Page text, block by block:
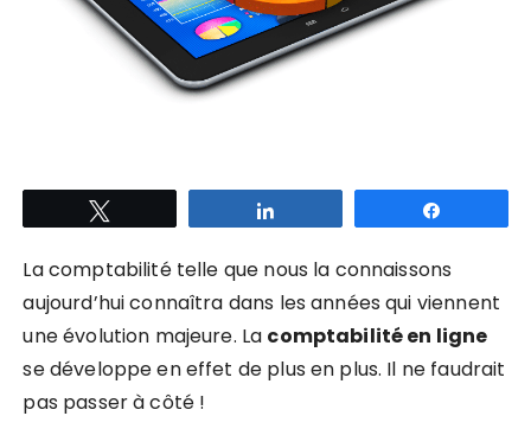
La comptabilité telle que nous la connaissons
aujourd’hui connaîtra dans les années qui viennent
une évolution majeure. La comptabilité en ligne
se développe en effet de plus en plus. Il ne faudrait
pas passer à côté !